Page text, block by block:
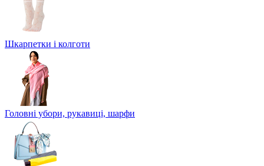
Шкарпетки і колготи
Головні убори, рукавиці, шарфи